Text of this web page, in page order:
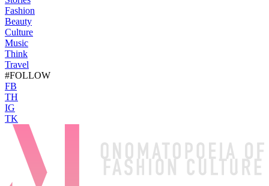
Fashion
Beauty
Culture
Music
Think
Travel
#FOLLOW
FB
TH
IG
TK